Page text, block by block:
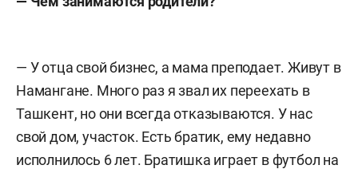
— У отца свой бизнес, а мама преподает. Живут в
Намангане. Много раз я звал их переехать в
Ташкент, но они всегда отказываются. У нас
свой дом, участок. Есть братик, ему недавно
исполнилось 6 лет. Братишка играет в футбол на